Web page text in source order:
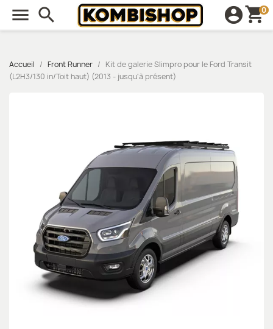
 shopping_cart
0
account_circle
search
Accueil Front Runner
Kit de galerie Slimpro pour le Ford Transit
(L2H3/130 in/Toit haut) (2013 - jusqu'à présent)